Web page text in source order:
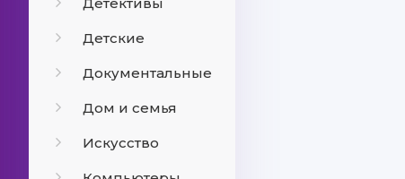
Детские
Документальные
Дом и семья
Искусство